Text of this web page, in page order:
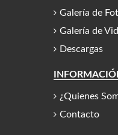
Galería de
Galería de
Descargas
¿Quienes
Contacto